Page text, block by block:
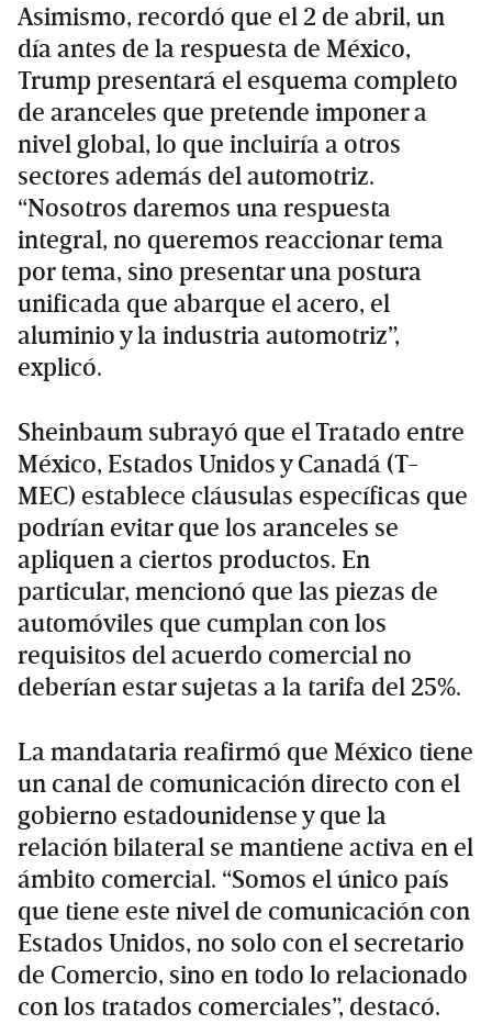
Asimismo, recordó que el 2 de abril, un
día antes de la respuesta de México,
Trump presentará el esquema completo
de aranceles que pretende imponer a
nivel global, lo que incluiría a otros
sectores además del automotriz.
“Nosotros daremos una respuesta
integral, no queremos reaccionar tema
por tema, sino presentar una postura
unificada que abarque el acero, el
aluminio y la industria automotriz”,
explicó.
Sheinbaum subrayó que el Tratado entre
México, Estados Unidos y Canadá (T-
MEC) establece cláusulas específicas que
podrían evitar que los aranceles se
apliquen a ciertos productos. En
particular, mencionó que las piezas de
automóviles que cumplan con los
requisitos del acuerdo comercial no
deberían estar sujetas a la tarifa del 25%.
La mandataria reafirmó que México tiene
un canal de comunicación directo con el
gobierno estadounidense y que la
relación bilateral se mantiene activa en el
ámbito comercial. “Somos el único país
que tiene este nivel de comunicación con
Estados Unidos, no solo con el secretario
de Comercio, sino en todo lo relacionado
con los tratados comerciales”, destacó.